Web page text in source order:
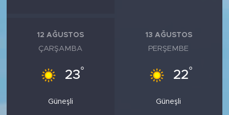
12 AĞUSTOS
ÇARŞAMBA
23°
Güneşli
13 AĞUSTOS
PERŞEMBE
22°
Güneşli